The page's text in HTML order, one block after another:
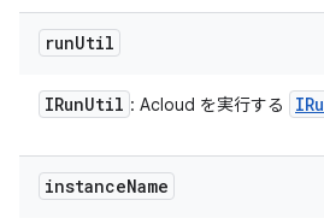
runUtil
IRunUtil : Acloud を実行する
instanceName